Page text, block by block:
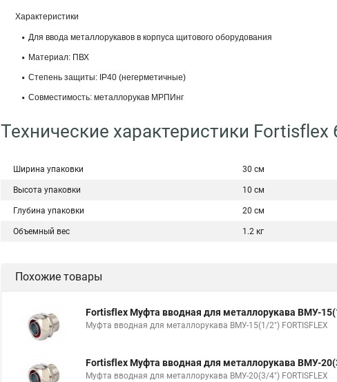
Характеристики
Для ввода металлорукавов в корпуса щитового оборудования
Материал: ПВХ
Степень защиты: IP40 (негерметичные)
Совместимость: металлорукав МРПИнг
Технические характеристики Fortisflex
Ширина упаковки 30 см
Высота упаковки 10 см
Глубина упаковки 20 см
Объемный вес 1.2 кг
Похожие товары
Fortisflex Муфта вводная для металлорукава ВМУ-
Муфта вводная для металлорукава ВМУ-15(1/2") FORTISFLEX
Fortisflex Муфта вводная для металлорукава ВМУ-
Муфта вводная для металлорукава ВМУ-20(3/4") FORTISFLEX